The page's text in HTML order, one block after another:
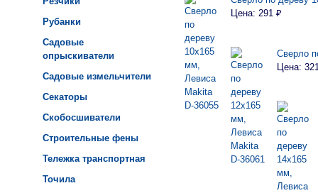
Рубанки
Садовые
опрыскиватели
Садовые измельчители
Секаторы
Скобосшиватели
Строительные фены
Тележка транспортная
Точила
Цена: 291 ₽
Сверло
Цена: